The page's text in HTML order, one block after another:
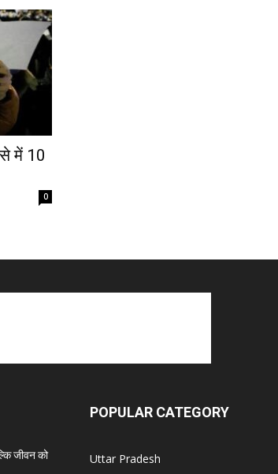
में 10
0
जीवन को
POPULAR CATEGORY
Uttar Pradesh